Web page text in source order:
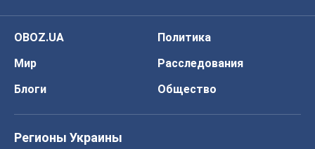
OBOZ.UA
Политика
Мир
Расследования
Блоги
Общество
Регионы Украины